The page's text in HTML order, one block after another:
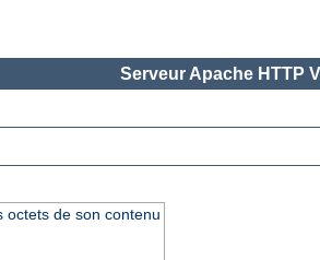
Serveur Apache HTTP
octets de son contenu